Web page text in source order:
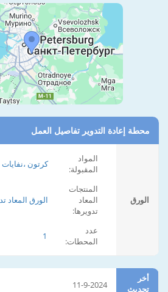
محطة إعادة التدوير تفاصيل العمل
الورق
المواد
المقبولة:
كرتون
المنتجات
المعاد
تدويرها:
الورق المعاد
عدد
المحطات:
1
أخر
تحديث
11-9-2024